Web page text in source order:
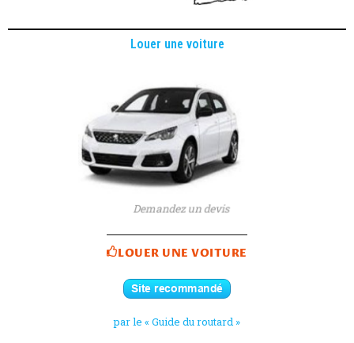
Louer une voiture
Demandez un devis
LOUER UNE VOITURE
par le « Guide du routard »